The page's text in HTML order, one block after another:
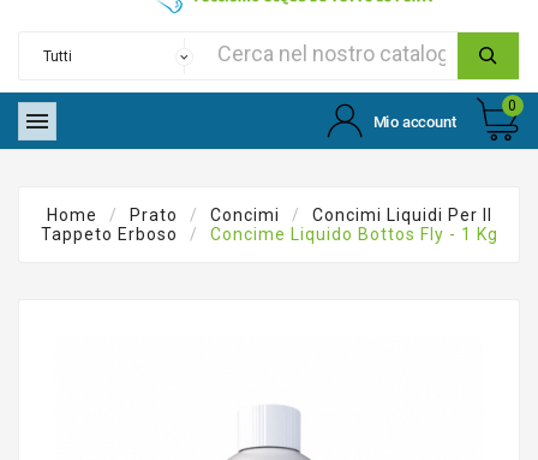
 Mio account
0
Home Prato Concimi
Concimi Liquidi Per Il
Tappeto Erboso
Concime Liquido Bottos Fly - 1 Kg